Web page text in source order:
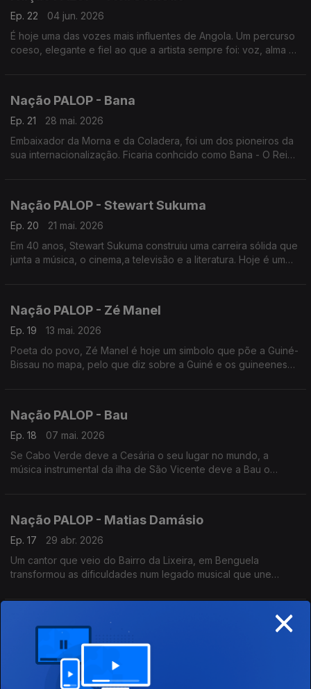
Ep. 22
04 jun. 2026
É hoje uma das vozes mais influentes de Angola. Um percurso
coeso, elegante e fiel ao que a artista sempre foi: voz, alma e
Nação PALOP - Bana
Ep. 21
28 mai. 2026
Embaixador da Morna e da Coladera, foi um dos pioneiros da
sua internacionalização. Ficaria conhcido como Bana - O Rei
Nação PALOP - Stewart Sukuma
Ep. 20
21 mai. 2026
Em 40 anos, Stewart Sukuma construiu uma carreira sólida que
junta a música, o cinema,a televisão e a literatura. Hoje é um
Nação PALOP - Zé Manel
Ep. 19
13 mai. 2026
Poeta do povo, Zé Manel é hoje um simbolo que põe a Guiné-
Bissau no mapa, pelo que diz sobre a Guiné e os guineeneses
Nação PALOP - Bau
Ep. 18
07 mai. 2026
Se Cabo Verde deve a Cesária o seu lugar no mundo, a
música instrumental da ilha de São Vicente deve a Bau o
Nação PALOP - Matias Damásio
Ep. 17
29 abr. 2026
Um cantor que veio do Bairro da Lixeira, em Benguela
transformou as dificuldades num legado musical que une
resiliênica angolana. Um programa de Nuno Sardinha
Nação PALOP - Ferro Gaita
23 abr. 2026
Se o Funaná é a Pulsação da Ilha do Santiago,os Ferro Gaita
são o motor que o acelerou para o século XXI. Um programa
×